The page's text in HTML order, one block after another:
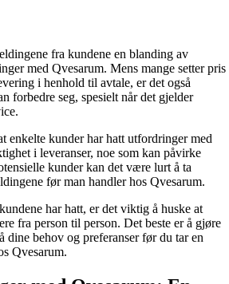
fra kundene en blanding av
med Qvesarum. Mens mange setter pris
i henhold til avtale, er det også
forbedre seg, spesielt når det gjelder
enkelte kunder har hatt utfordringer med
i leveranser, noe som kan påvirke
kunder kan det være lurt å ta
før man handler hos Qvesarum.
har hatt, er det viktig å huske at
fra person til person. Det beste er å gjøre
dine behov og preferanser før du tar en
Qvesarum.